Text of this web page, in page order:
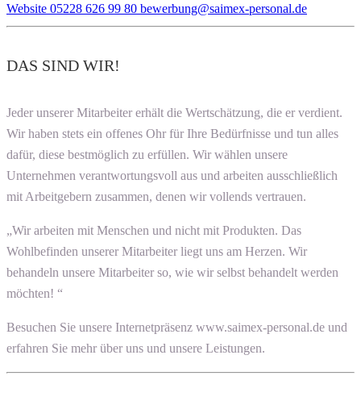
Website 05228 626 99 80 bewerbung@saimex-personal.de
DAS SIND WIR!
Jeder unserer Mitarbeiter erhält die Wertschätzung, die er verdient.
Wir haben stets ein offenes Ohr für Ihre Bedürfnisse und tun alles
dafür, diese bestmöglich zu erfüllen. Wir wählen unsere
Unternehmen verantwortungsvoll aus und arbeiten ausschließlich
mit Arbeitgebern zusammen, denen wir vollends vertrauen.
„Wir arbeiten mit Menschen und nicht mit Produkten. Das
Wohlbefinden unserer Mitarbeiter liegt uns am Herzen. Wir
behandeln unsere Mitarbeiter so, wie wir selbst behandelt werden
möchten! “
Besuchen Sie unsere Internetpräsenz www.saimex-personal.de und
erfahren Sie mehr über uns und unsere Leistungen.